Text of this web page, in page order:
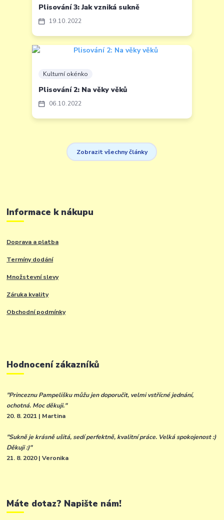
19 10 2022
Plisování 3: Jak vzniká sukně
06 10 2022
Kulturní okénko
Plisování 2: Na věky věků
Zobrazit všechny články
Informace k nákupu
Doprava a platba
Termíny dodání
Množstevní slevy
Záruka kvality
Obchodní podmínky
Hodnocení zákazníků
"Princeznu Pampelišku můžu jen doporučit, velmi vstřícné jednání,
ochotná. Moc děkuji."
20. 8. 2021 | Martina
"Sukně je krásně ušitá, sedí perfektně, kvalitní práce. Velká spokojenost :)
Děkuji :)"
21. 8. 2020 | Veronika
Máte dotaz? Napište nám!